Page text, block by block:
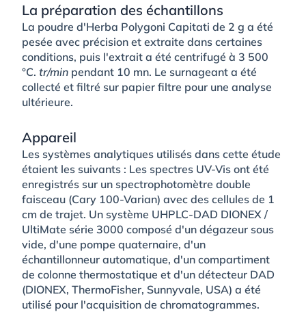
La préparation des échantillons
La poudre d'Herba Polygoni Capitati de 2 g a été
pesée avec précision et extraite dans certaines
conditions, puis l'extrait a été centrifugé à 3 500
°C.tr/min pendant 10 mn. Le surnageant a été
collecté et filtré sur papier filtre pour une analyse
ultérieure.
Appareil
Les systèmes analytiques utilisés dans cette étude
étaient les suivants : Les spectres UV-Vis ont été
enregistrés sur un spectrophotomètre double
faisceau (Cary 100-Varian) avec des cellules de 1
cm de trajet. Un système UHPLC-DAD DIONEX /
UltiMate série 3000 composé d'un dégazeur sous
vide, d'une pompe quaternaire, d'un
échantillonneur automatique, d'un compartiment
de colonne thermostatique et d'un détecteur DAD
(DIONEX, ThermoFisher, Sunnyvale, USA) a été
utilisé pour l'acquisition de chromatogrammes.